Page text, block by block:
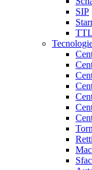
SIP
TTL